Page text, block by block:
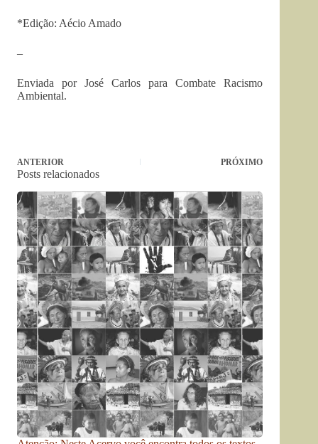
*Edição: Aécio Amado
–
Enviada por José Carlos para Combate Racismo
Ambiental.
ANTERIOR PRÓXIMO
Posts relacionados